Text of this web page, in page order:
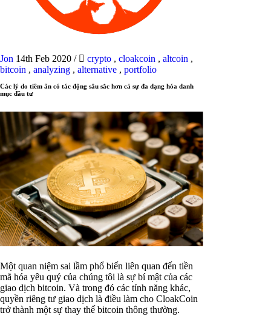
Jon 14th Feb 2020 / crypto , cloakcoin , altcoin ,
bitcoin , analyzing , alternative , portfolio
Các lý do tiềm ẩn có tác động sâu sắc hơn cả sự đa dạng hóa danh
mục đầu tư
Một quan niệm sai lầm phổ biến liên quan đến tiền
mã hóa yêu quý của chúng tôi là sự bí mật của các
giao dịch bitcoin. Và trong đó các tính năng khác,
quyền riêng tư giao dịch là điều làm cho CloakCoin
trở thành một sự thay thế bitcoin thông thường.